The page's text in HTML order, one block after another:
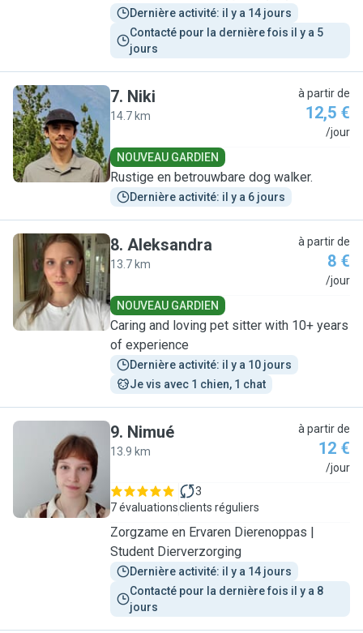
Dernière activité: il y a 14 jours
Contacté pour la dernière fois il y a 5
jours
N
7. Niki
14.7 km
à partir de
12,5 €
/jour
NOUVEAU GARDIEN
Rustige en betrouwbare dog walker.
Dernière activité: il y a 6 jours
A
8. Aleksandra
13.7 km
à partir de
8 €
/jour
NOUVEAU GARDIEN
Caring and loving pet sitter with 10+ years
of experience
Dernière activité: il y a 10 jours
Je vis avec 1 chien, 1 chat
N
9. Nimué
13.9 km
à partir de
12 €
/jour
7 évaluations
3
clients réguliers
Zorgzame en Ervaren Dierenoppas |
Student Dierverzorging
Dernière activité: il y a 14 jours
Contacté pour la dernière fois il y a 8
jours